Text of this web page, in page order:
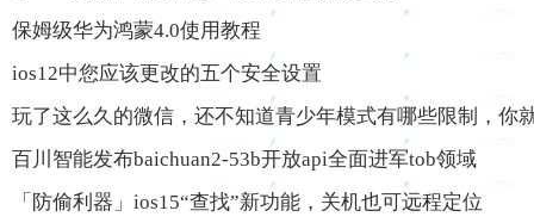
保姆级华为鸿蒙4.0使用教程
ios12中您应该更改的五个安全设置
玩了这么久的微信，还不知道青少年模式有哪些限制，你
百川智能发布baichuan2-53b开放api全面进军tob领域
「防偷利器」ios15“查找”新功能，关机也可远程定位